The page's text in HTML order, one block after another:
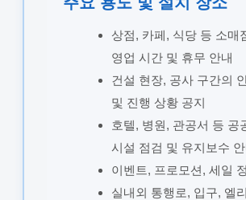
상점, 카페, 식당 등 소매
영업 시간 및 휴무 안내
건설 현장, 공사 구간의
및 진행 상황 공지
호텔, 병원, 관공서 등 공
시설 점검 및 유지보수 안
이벤트, 프로모션, 세일
실내외 통행로, 입구, 엘